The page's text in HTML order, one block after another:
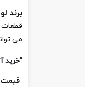
برند
قطعات
می
"خرید
قیمت